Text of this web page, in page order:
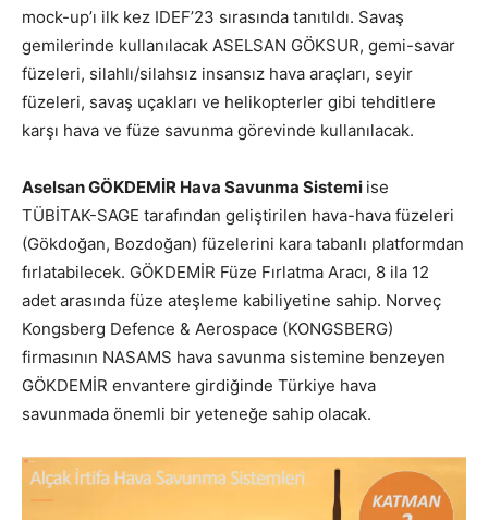
mock-up’ı ilk kez IDEF’23 sırasında tanıtıldı. Savaş
gemilerinde kullanılacak ASELSAN GÖKSUR, gemi-savar
füzeleri, silahlı/silahsız insansız hava araçları, seyir
füzeleri, savaş uçakları ve helikopterler gibi tehditlere
karşı hava ve füze savunma görevinde kullanılacak.
Aselsan GÖKDEMİR Hava Savunma Sistemi ise
TÜBİTAK-SAGE tarafından geliştirilen hava-hava füzeleri
(Gökdoğan, Bozdoğan) füzelerini kara tabanlı platformdan
fırlatabilecek. GÖKDEMİR Füze Fırlatma Aracı, 8 ila 12
adet arasında füze ateşleme kabiliyetine sahip. Norveç
Kongsberg Defence & Aerospace (KONGSBERG)
firmasının NASAMS hava savunma sistemine benzeyen
GÖKDEMİR envantere girdiğinde Türkiye hava
savunmada önemli bir yeteneğe sahip olacak.